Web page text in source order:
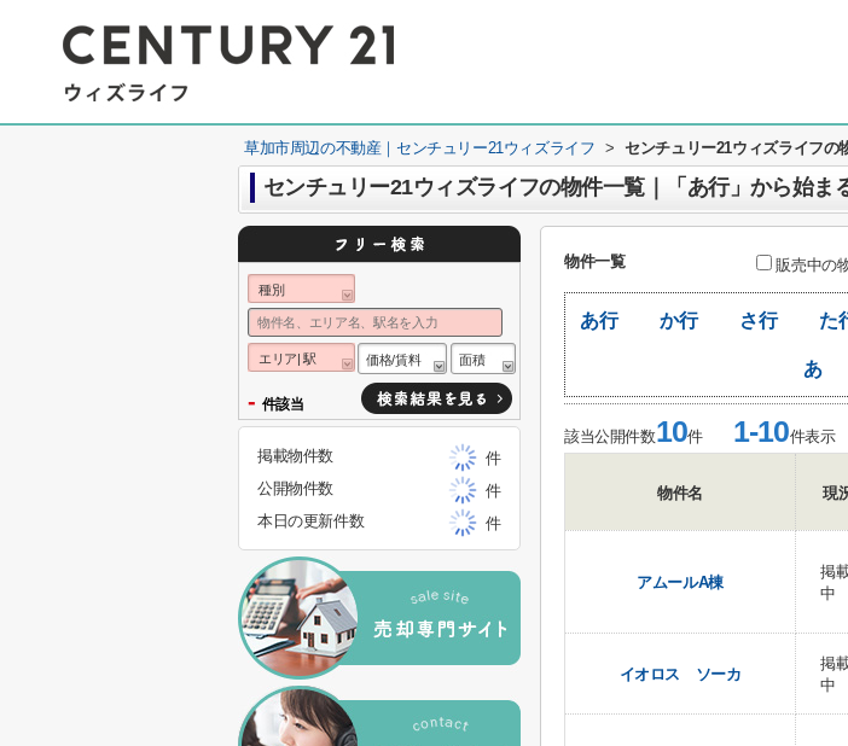
草加市周辺の不動産｜センチュリー21ウィズライフ > センチュリー21ウィズライフの
センチュリー21ウィズライフの物件一覧｜「あ行」から始ま
物件一覧 販売中の
あ行 か行 さ行 た
あ
該当公開件数10件1-10件表示
物件名 現
アムールA棟
掲
中
イオロス ソーカ
掲
中
種別
エリア| 駅 価格/賃料 面積
- 件該当
掲載物件数
件
公開物件数
件
本日の更新件数
件